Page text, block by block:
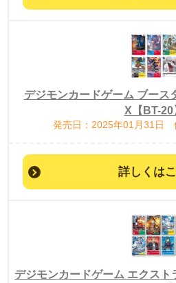
デジモンカードゲーム ブース
X【BT-20
発売日：2025年01月31日
詳しくは
デジモンカードゲーム エクス